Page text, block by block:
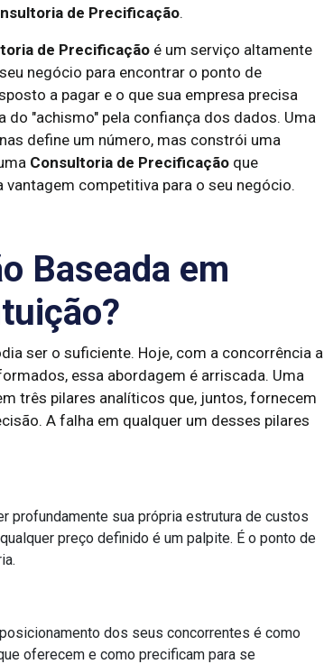
de Precificação.
de Precificação é um serviço altamente
negócio para encontrar o ponto de
a pagar e o que sua empresa precisa
"achismo" pela confiança dos dados. Uma
define um número, mas constrói uma
Consultoria de Precificação que
competitiva para o seu negócio.
Baseada em
ser o suficiente. Hoje, com a concorrência a
essa abordagem é arriscada. Uma
três pilares analíticos que, juntos, fornecem
A falha em qualquer um desses pilares
profundamente sua própria estrutura de custos
preço definido é um palpite. É o ponto de
dos seus concorrentes é como
oferecem e como precificam para se